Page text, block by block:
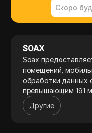
Скоро
SOAX
Soax
помещений,
обработки данных
превышающим 191
а также высокой
Другие